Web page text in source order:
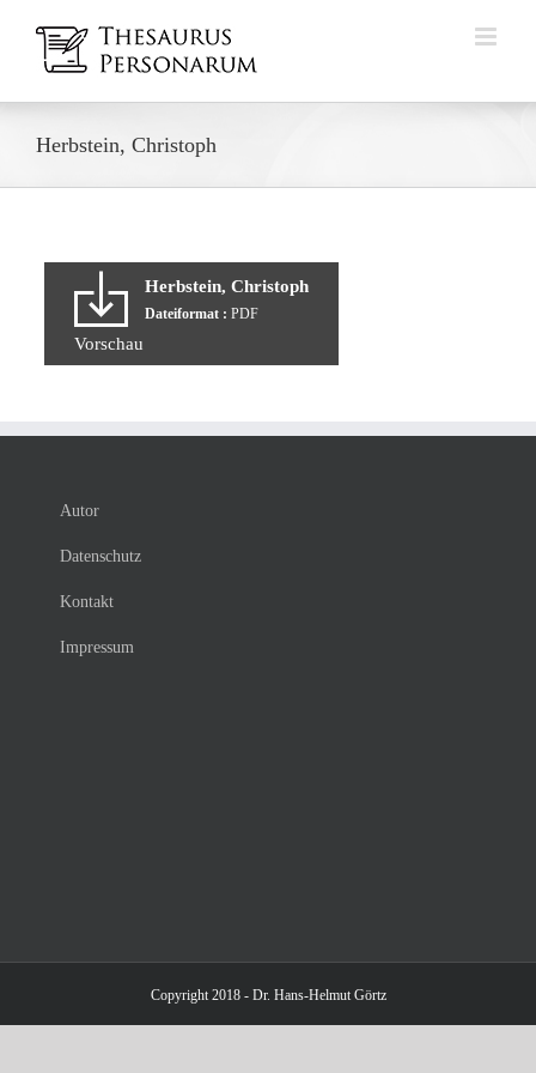
Inhalt
springen
Herbstein, Christoph
Herbstein, Christoph
Dateiformat : PDF
Vorschau
Autor
Datenschutz
Kontakt
Impressum
Copyright 2018 - Dr. Hans-Helmut Görtz